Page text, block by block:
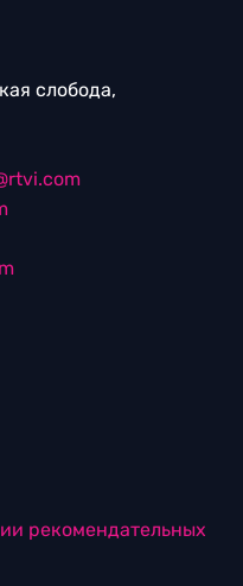
слобода,
рекомендательных